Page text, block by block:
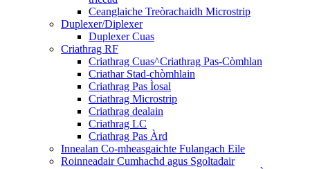
Ceanglaiche Treòrachaidh Microstrip
Duplexer/Diplexer
Duplexer Cuas
Criathrag RF
Criathrag Cuas^Criathrag Pas-Còmhlan
Criathar Stad-chòmhlain
Criathrag Pas Ìosal
Criathrag Microstrip
Criathrag dealain
Criathrag LC
Criathrag Pas Àrd
Innealan Co-mheasgaichte Fulangach Eile
Roinneadair Cumhachd agus Sgoltadair